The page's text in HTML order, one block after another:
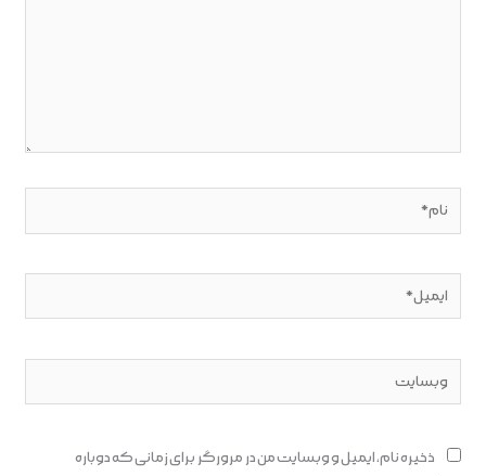
نام*
ایمیل*
وبسایت
ذخیره نام، ایمیل و وبسایت من در مرورگر برای زمانی که دوباره